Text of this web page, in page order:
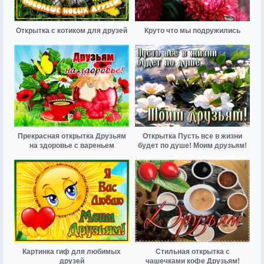
Открытка с котиком для друзей Круто что мы подружились
Прекрасная открытка Друзьям
на здоровье с вареньем
Открытка Пусть все в жизни
будет по душе! Моим друзьям!
Картинка гиф для любимых
друзей
Стильная открытка с
чашечками кофе Друзьям!